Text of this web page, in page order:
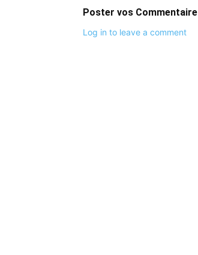
Poster vos Commentaire
Log in to leave a comment